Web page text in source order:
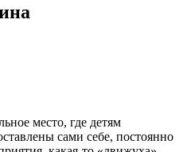
место, где детям
сами себе, постоянно